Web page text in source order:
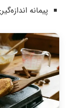
پیمانه